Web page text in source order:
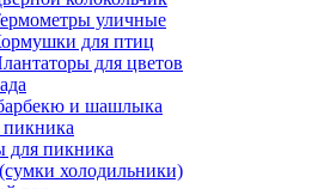
уличные
для птиц
для цветов
и шашлыка
для пикника
холодильники)